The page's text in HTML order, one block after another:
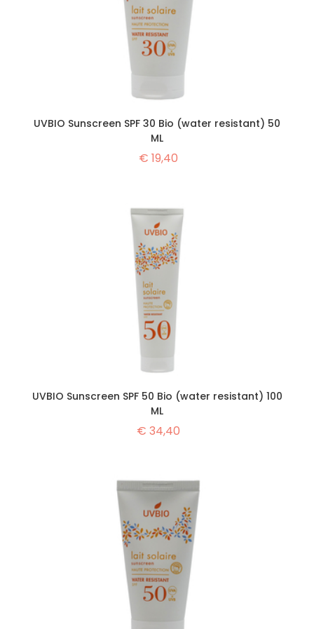
UVBIO Sunscreen SPF 30 Bio (water resistant) 50
ML
€ 19,40
UVBIO Sunscreen SPF 50 Bio (water resistant) 100
ML
€ 34,40